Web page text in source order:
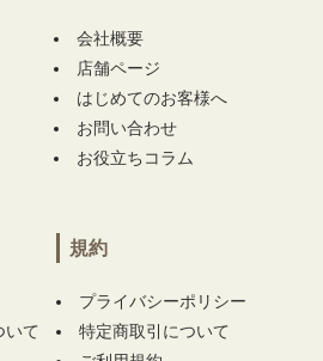
中古 メンズ ハチヤーズ 8YARDS
M 紺 ネイビー】【中古 メン
長袖シャツ L ホワイト
ありがとうございます！
M 紺 ネイビー】
ネック 刺繍ロゴ ストレッチ】
ありがとうございます！
会社概要
店舗ページ
はじめてのお客様へ
お問い合わせ
お役立ちコラム
いて
規約
プライバシーポリシー
特定商取引について